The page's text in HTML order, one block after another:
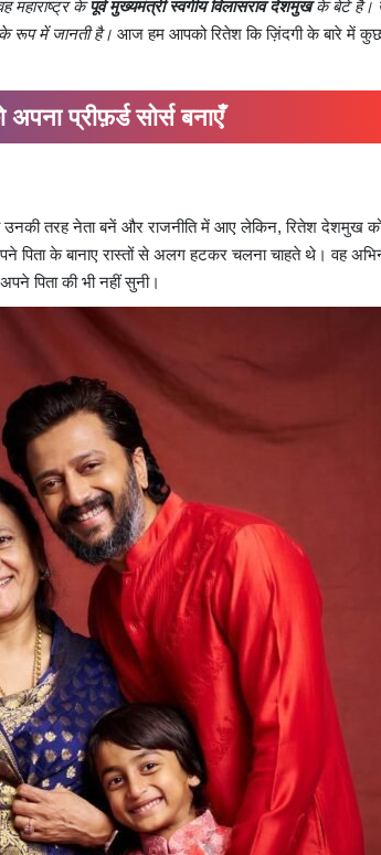
महाराष्ट्र केपूर्व मुख्यमंत्री स्वर्गीय विलासराव देशमुखके बेटे है।
के रूप में जानती है। आज हम आपको रितेश कि ज़िंदगी के बारे में
प्रीफ़र्ड सोर्स बनाएँ
उनकी तरह नेता बनें और राजनीति में आए लेकिन, रितेश देशमुख
पिता के बानाए रास्तों से अलग हटकर चलना चाहते थे। वह
पिता की भी नहीं सुनी।